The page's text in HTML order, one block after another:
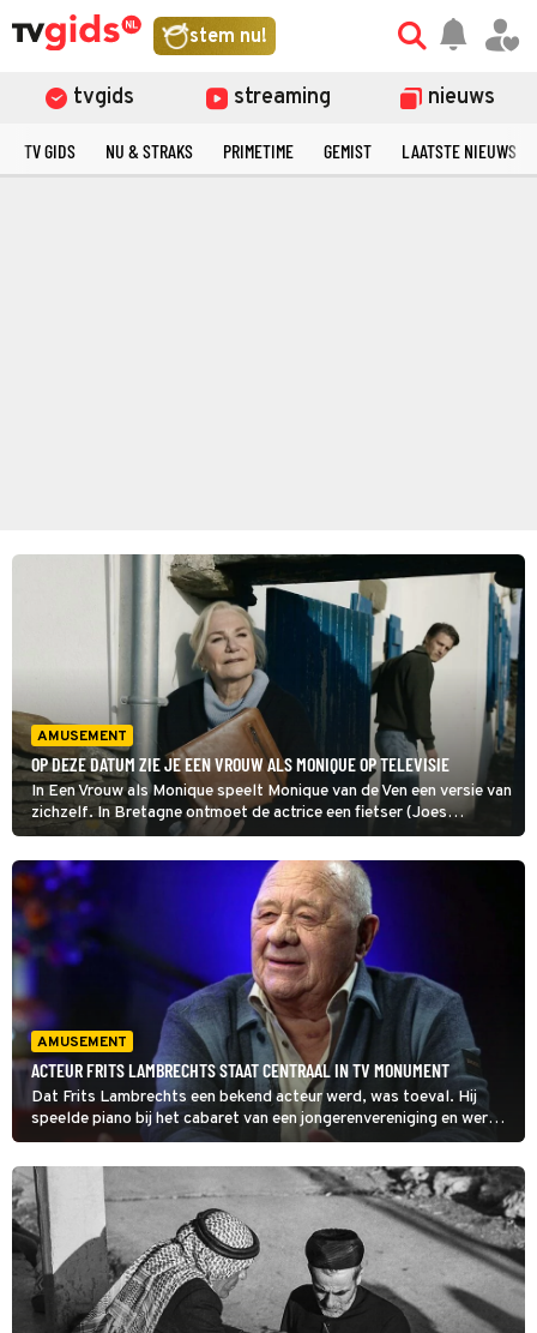
stem nu!
tvgids streaming nieuws
TV GIDS NU & STRAKS PRIMETIME GEMIST LAATSTE NIEUWS
AMUSEMENT
OP DEZE DATUM ZIE JE EEN VROUW ALS MONIQUE OP TELEVISIE
In Een Vrouw als Monique speelt Monique van de Ven een versie van
zichzelf. In Bretagne ontmoet de actrice een fietser (Joes
Brauers). Aangespoord door zijn nieuwsgierige vragen vertelt zij
hem over haar leven.
AMUSEMENT
ACTEUR FRITS LAMBRECHTS STAAT CENTRAAL IN TV MONUMENT
Dat Frits Lambrechts een bekend acteur werd, was toeval. Hij
speelde piano bij het cabaret van een jongerenvereniging en werd
ontdekt door Jaap van Merwe, zo vertelt hij in TV Monument. Tot
op hoge leeftijd speelde Lambrechts nog in tv-series.